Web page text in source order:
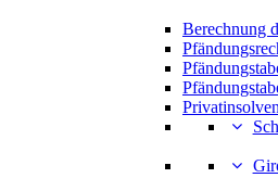
Berechnung